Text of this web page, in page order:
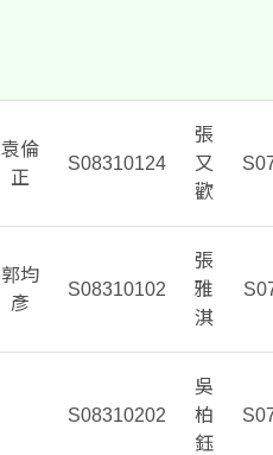
袁倫
正
S08310124
張
又
歡
郭均
彥
S08310102
張
雅
淇
S08310202
吳
柏
鈺